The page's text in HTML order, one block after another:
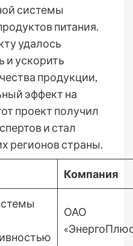
системы
питания.
удалось
и ускорить
продукции,
эффект на
проект получил
и стал
регионов страны.
Компания
ОАО